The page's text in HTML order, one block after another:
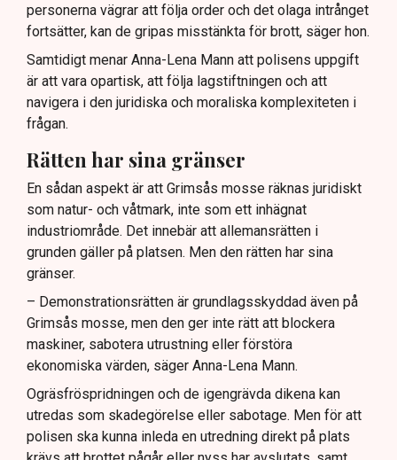
personerna vägrar att följa order och det olaga intrånget
fortsätter, kan de gripas misstänkta för brott, säger hon.
Samtidigt menar Anna-Lena Mann att polisens uppgift
är att vara opartisk, att följa lagstiftningen och att
navigera i den juridiska och moraliska komplexiteten i
frågan.
Rätten har sina gränser
En sådan aspekt är att Grimsås mosse räknas juridiskt
som natur- och våtmark, inte som ett inhägnat
industriområde. Det innebär att allemansrätten i
grunden gäller på platsen. Men den rätten har sina
gränser.
– Demonstrationsrätten är grundlagsskyddad även på
Grimsås mosse, men den ger inte rätt att blockera
maskiner, sabotera utrustning eller förstöra
ekonomiska värden, säger Anna-Lena Mann.
Ogräsfröspridningen och de igengrävda dikena kan
utredas som skadegörelse eller sabotage. Men för att
polisen ska kunna inleda en utredning direkt på plats